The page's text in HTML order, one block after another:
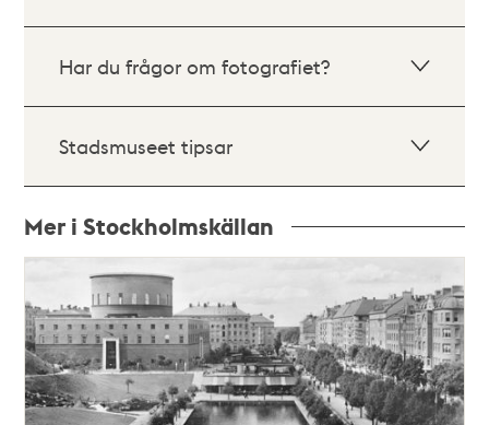
Har du frågor om fotografiet?
Stadsmuseet tipsar
Mer i Stockholmskällan
och
teman